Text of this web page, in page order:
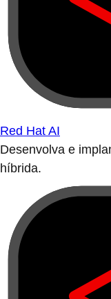
Red Hat AI
Desenvolva e
híbrida.